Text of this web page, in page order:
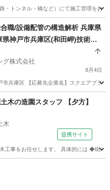
・トンネル・橋など）にて施工管理をお
/設備配管の構造解析 兵庫県
神戸市兵庫区(和田岬)技術総
解析
グ株式会社
8月4日
兵庫区 【応募先企業名】スクエアプラ
木の造園スタッフ 【夕方】
木
提携サイト
工事をお任せします。 具体的には ◆樹